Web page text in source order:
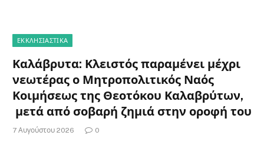
ΕΚΚΛΗΣΙΑΣΤΙΚΑ
Καλάβρυτα: Κλειστός παραμένει μέχρι
νεωτέρας ο Μητροπολιτικός Ναός
Κοιμήσεως της Θεοτόκου Καλαβρύτων,
μετά από σοβαρή ζημιά στην οροφή του
7 Αυγούστου 2026 0